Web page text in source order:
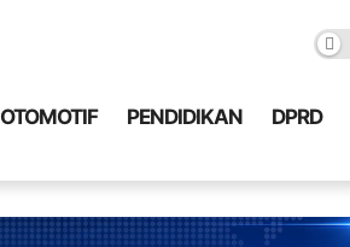
OTOMOTIF PENDIDIKAN DPRD